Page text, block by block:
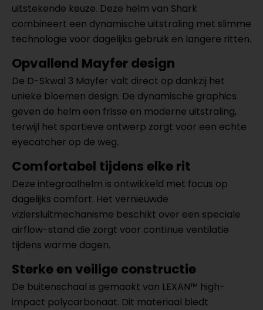
uitstekende keuze. Deze helm van Shark
combineert een dynamische uitstraling met slimme
technologie voor dagelijks gebruik en langere ritten.
Opvallend Mayfer design
De D-Skwal 3 Mayfer valt direct op dankzij het
unieke bloemen design. De dynamische graphics
geven de helm een frisse en moderne uitstraling,
terwijl het sportieve ontwerp zorgt voor een echte
eyecatcher op de weg.
Comfortabel tijdens elke rit
Deze integraalhelm is ontwikkeld met focus op
dagelijks comfort. Het vernieuwde
viziersluitmechanisme beschikt over een speciale
airflow-stand die zorgt voor continue ventilatie
tijdens warme dagen.
Sterke en veilige constructie
De buitenschaal is gemaakt van LEXAN™ high-
impact polycarbonaat. Dit materiaal biedt